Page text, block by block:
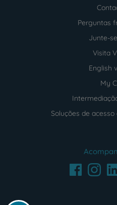
Perguntas
Junte-
Visita
English
My
Soluções de
FacebookInstagram